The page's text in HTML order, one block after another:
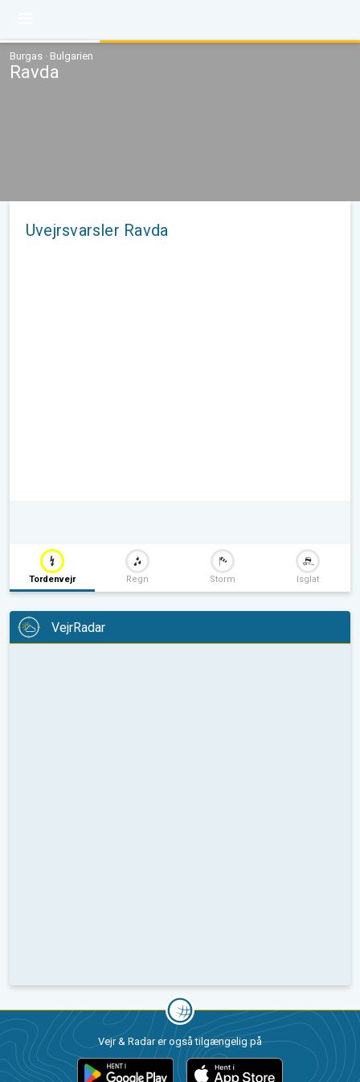
Burgas · Bulgarien
Ravda
Uvejrsvarsler Ravda
Tordenvejr Regn Storm Isglat
VejrRadar
Vejr & Radar er også tilgængelig på